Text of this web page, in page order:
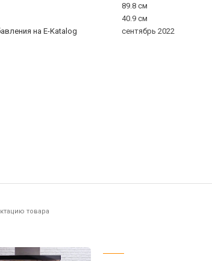
89.8 см
40.9 см
на E-Katalog
сентябрь 2022
товара